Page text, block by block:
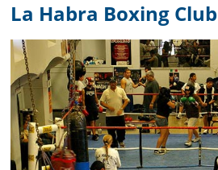
La Habra Boxing Club